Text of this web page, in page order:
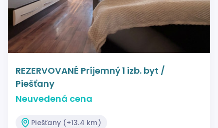
REZERVOVANÉ Príjemný 1 izb. byt /
Piešťany
Neuvedená cena
Piešťany (+13.4 km)